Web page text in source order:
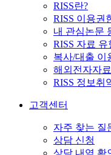
RISS란?
RISS 이용권
내 관심논문
RISS 자료
복사/대출 이
해외전자자
RISS 정보취
고객센터
자주 찾는 질
상담 신청
상담 내역 확